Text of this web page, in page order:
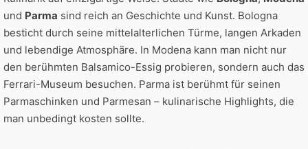
und Parma sind reich an Geschichte und Kunst. Bologna
besticht durch seine mittelalterlichen Türme, langen Arkaden
und lebendige Atmosphäre. In Modena kann man nicht nur
den berühmten Balsamico-Essig probieren, sondern auch das
Ferrari-Museum besuchen. Parma ist berühmt für seinen
Parmaschinken und Parmesan – kulinarische Highlights, die
man unbedingt kosten sollte.